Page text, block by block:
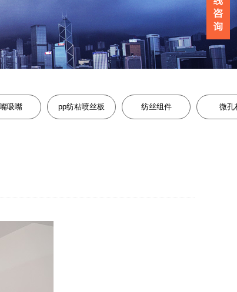
吸嘴 pp纺粘喷丝板 纺丝组件 微孔